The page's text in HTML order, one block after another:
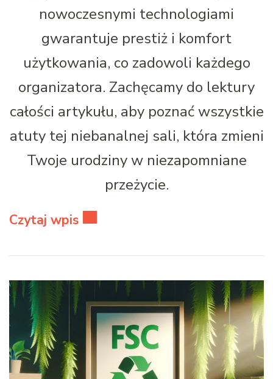
nowoczesnymi technologiami
gwarantuje prestiż i komfort
użytkowania, co zadowoli każdego
organizatora. Zachęcamy do lektury
całości artykułu, aby poznać wszystkie
atuty tej niebanalnej sali, która zmieni
Twoje urodziny w niezapomniane
przeżycie.
Czytaj wpis